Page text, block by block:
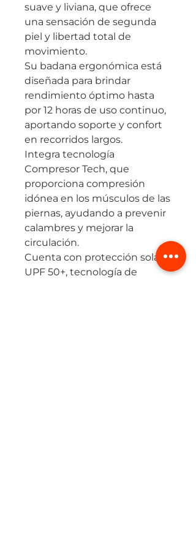
suave y liviana, que ofrece
una sensación de segunda
piel y libertad total de
movimiento.
Su badana ergonómica está
diseñada para brindar
rendimiento óptimo hasta
por 12 horas de uso continuo,
aportando soporte y confort
en recorridos largos.
Integra tecnología
Compresor Tech, que
proporciona compresión
idónea en los músculos de las
piernas, ayudando a prevenir
calambres y mejorar la
circulación.
Cuenta con protección solar
UPF 50+, tecnología de